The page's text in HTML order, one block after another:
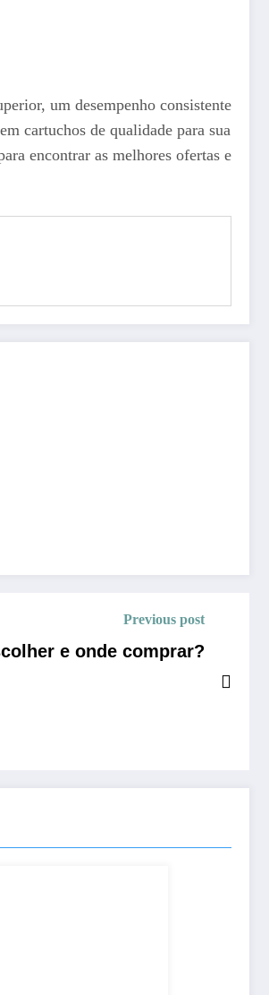
um desempenho consistente
cartuchos de qualidade para sua
encontrar as melhores ofertas e
Previous post
e onde comprar?